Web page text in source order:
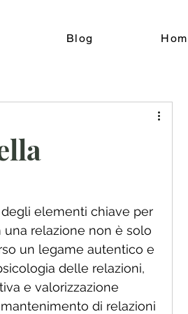
Blog
elementi chiave per
una relazione non è solo
un legame autentico e
delle relazioni,
e valorizzazione
di relazioni